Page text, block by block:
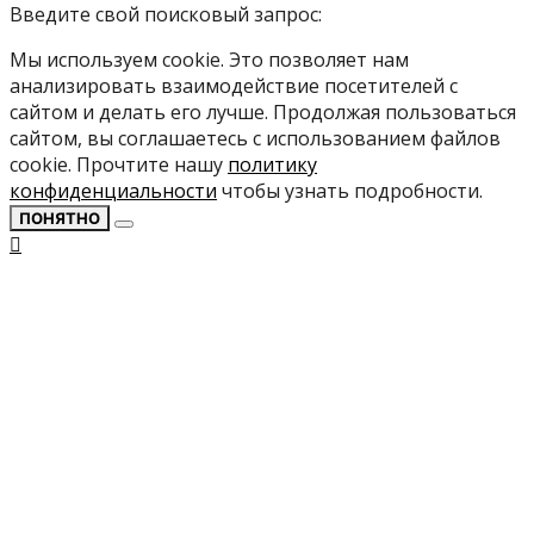
Введите свой поисковый запрос:
Мы используем cookie. Это позволяет нам
анализировать взаимодействие посетителей с
сайтом и делать его лучше. Продолжая пользоваться
сайтом, вы соглашаетесь с использованием файлов
cookie. Прочтите нашу политику
конфиденциальности чтобы узнать подробности.
ПОНЯТНО